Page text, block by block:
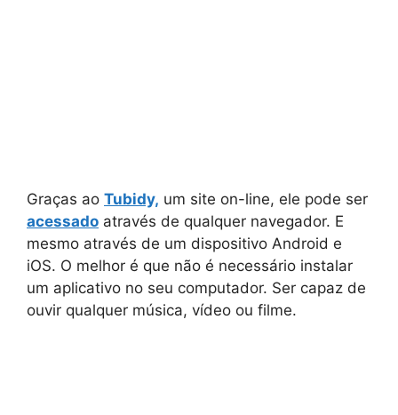
Graças ao Tubidy, um site on-line, ele pode ser
acessado através de qualquer navegador. E
mesmo através de um dispositivo Android e
iOS. O melhor é que não é necessário instalar
um aplicativo no seu computador. Ser capaz de
ouvir qualquer música, vídeo ou filme.